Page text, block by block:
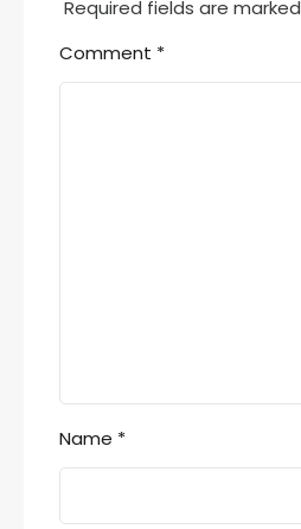
Required fields are marked
Comment *
Name *